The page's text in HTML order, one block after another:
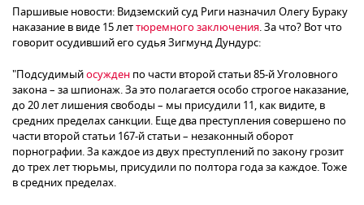
Паршивые новости: Видземский суд Риги назначил Олегу Бураку
наказание в виде 15 леттюремного заключения. За что? Вот что
говорит осудивший его судья Зигмунд Дундурс:
"Подсудимыйосужден по части второй статьи 85-й Уголовного
закона – за шпионаж. За это полагается особо строгое наказание,
до 20 лет лишения свободы – мы присудили 11, как видите, в
средних пределах санкции. Еще два преступления совершено по
части второй статьи 167-й статьи – незаконный оборот
порнографии. За каждое из двух преступлений по закону грозит
до трех лет тюрьмы, присудили по полтора года за каждое. Тоже
в средних пределах.